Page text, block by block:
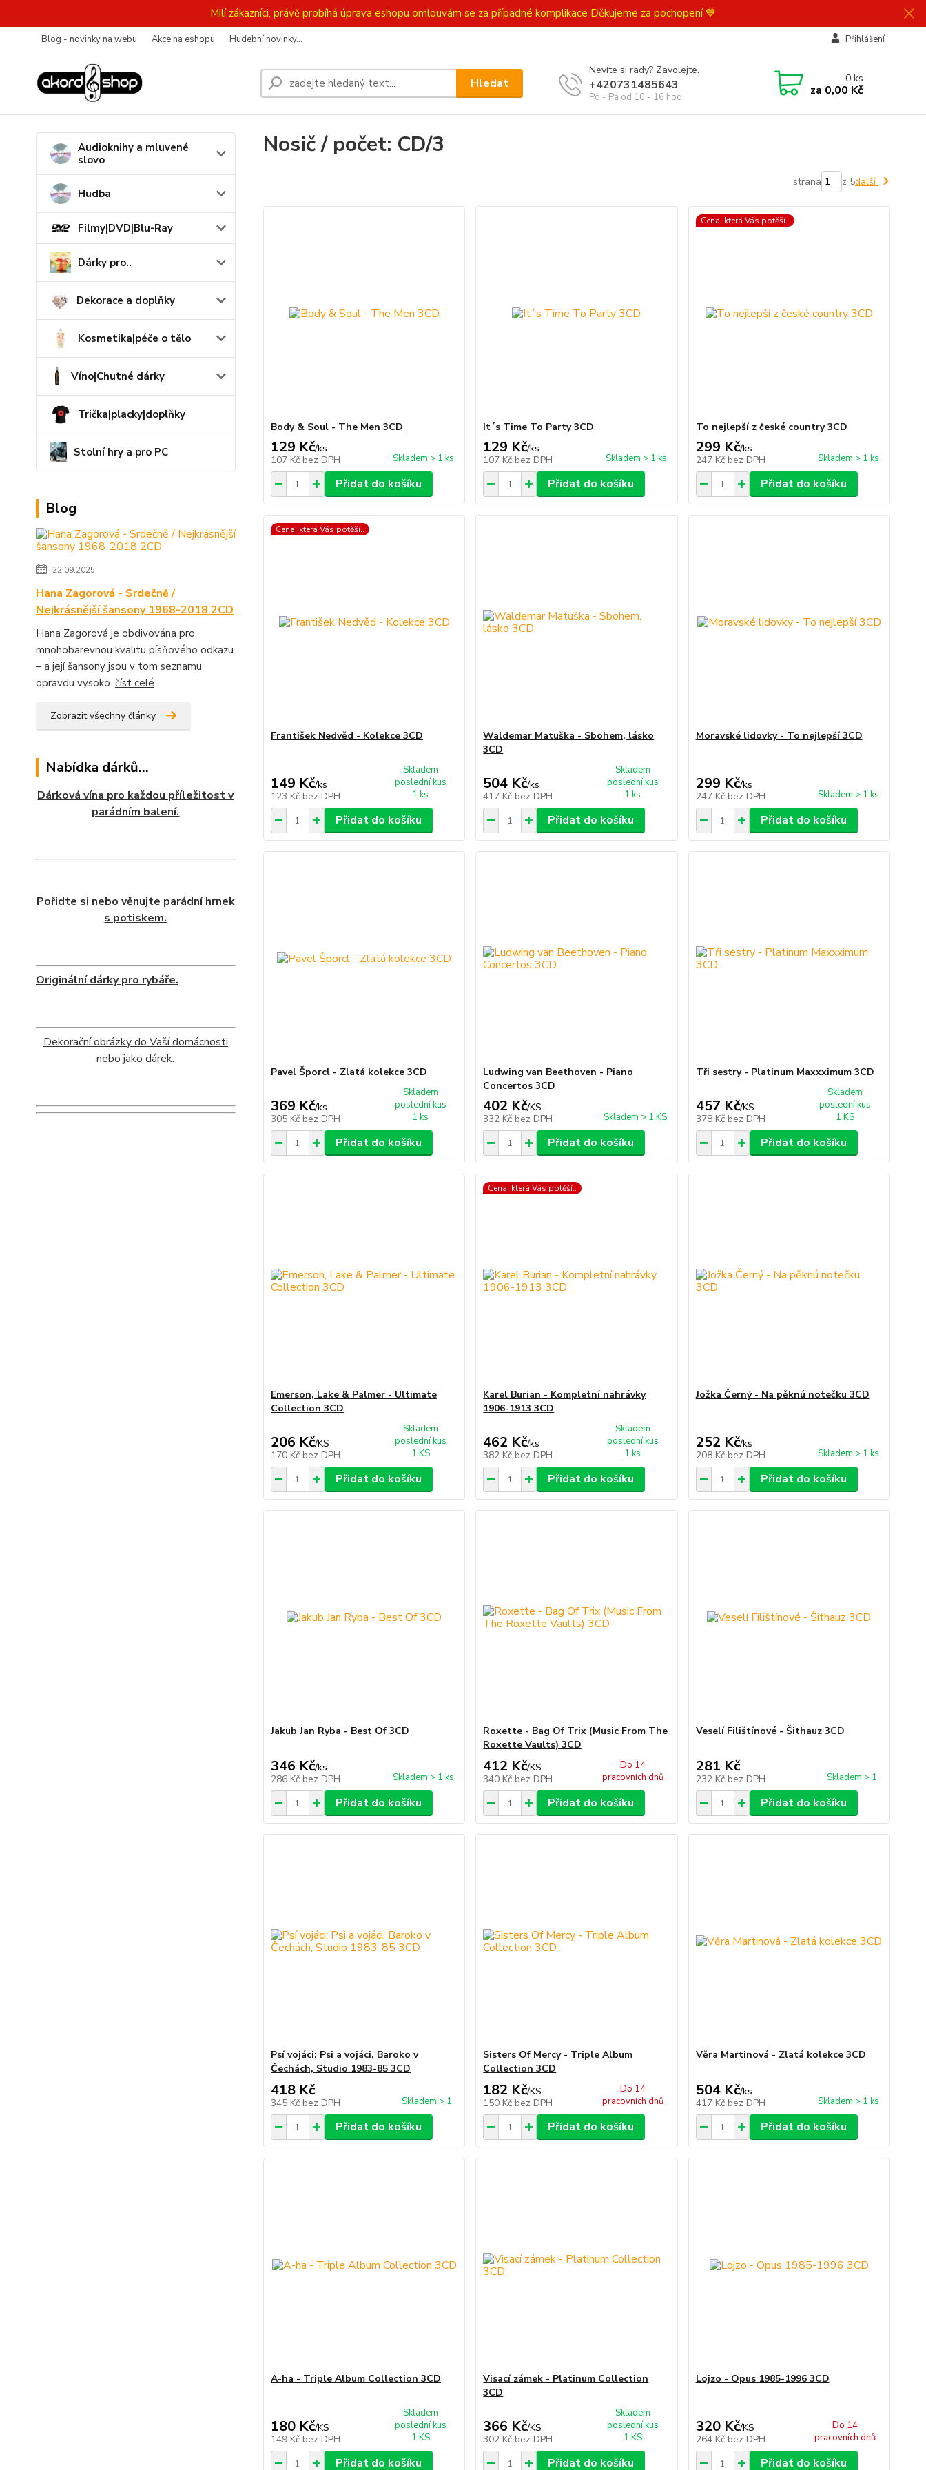
Milí zákazníci, právě probíhá úprava eshopu omlouvám se za případné komplikace Děkujeme za pochopení 💙
Blog - novinky na webu Akce na eshopu Hudební novinky... Přihlášení
Hledat
Nevíte si rady? Zavolejte.
+420731485643
Po - Pá od 10 - 16 hod.
0ks
za 0,00 Kč
Audioknihy a mluvené
slovo
Hudba
Filmy|DVD|Blu-Ray
Dárky pro..
Dekorace a doplňky
Kosmetika|péče o tělo
Víno|Chutné dárky
Trička|placky|doplňky
Stolní hry a pro PC
Blog
22.09.2025
Hana Zagorová - Srdečně /
Nejkrásnější šansony 1968-2018 2CD
Hana Zagorová je obdivována pro
mnohobarevnou kvalitu písňového odkazu
– a její šansony jsou v tom seznamu
opravdu vysoko. číst celé
Zobrazit všechny články
Nabídka dárků...
Dárková vína pro každou příležitost v
parádním balení.
Pořidte si nebo věnujte parádní hrnek
s potiskem.
Originální dárky pro rybáře.
Dekorační obrázky do Vaší domácnosti
nebo jako dárek.
Nosič / počet: CD/3
strana z 5další
Body & Soul - The Men 3CD
129 Kč/ks
107 Kč bez DPH Skladem > 1 ks
Přidat do košíku
It´s Time To Party 3CD
129 Kč/ks
107 Kč bez DPH Skladem > 1 ks
Přidat do košíku
Cena, která Vás potěší..
To nejlepší z české country 3CD
299 Kč/ks
247 Kč bez DPH Skladem > 1 ks
Přidat do košíku
Cena, která Vás potěší..
František Nedvěd - Kolekce 3CD
149 Kč/ks
123 Kč bez DPH
Skladem
poslední kus
1 ks
Přidat do košíku
Waldemar Matuška - Sbohem, lásko
3CD
504 Kč/ks
417 Kč bez DPH
Skladem
poslední kus
1 ks
Přidat do košíku
Moravské lidovky - To nejlepší 3CD
299 Kč/ks
247 Kč bez DPH Skladem > 1 ks
Přidat do košíku
Pavel Šporcl - Zlatá kolekce 3CD
369 Kč/ks
305 Kč bez DPH
Skladem
poslední kus
1 ks
Přidat do košíku
Ludwing van Beethoven - Piano
Concertos 3CD
402 Kč/KS
332 Kč bez DPH Skladem > 1 KS
Přidat do košíku
Tři sestry - Platinum Maxxximum 3CD
457 Kč/KS
378 Kč bez DPH
Skladem
poslední kus
1 KS
Přidat do košíku
Emerson, Lake & Palmer - Ultimate
Collection 3CD
206 Kč/KS
170 Kč bez DPH
Skladem
poslední kus
1 KS
Přidat do košíku
Cena, která Vás potěší..
Karel Burian - Kompletní nahrávky
1906-1913 3CD
462 Kč/ks
382 Kč bez DPH
Skladem
poslední kus
1 ks
Přidat do košíku
Jožka Černý - Na pěknú notečku 3CD
252 Kč/ks
208 Kč bez DPH Skladem > 1 ks
Přidat do košíku
Jakub Jan Ryba - Best Of 3CD
346 Kč/ks
286 Kč bez DPH Skladem > 1 ks
Přidat do košíku
Roxette - Bag Of Trix (Music From The
Roxette Vaults) 3CD
412 Kč/KS
340 Kč bez DPH
Do 14
pracovních dnů
Přidat do košíku
Veselí Filištínové - Šithauz 3CD
281 Kč
232 Kč bez DPH Skladem > 1
Přidat do košíku
Psí vojáci: Psi a vojáci, Baroko v
Čechách, Studio 1983-85 3CD
418 Kč
345 Kč bez DPH Skladem > 1
Přidat do košíku
Sisters Of Mercy - Triple Album
Collection 3CD
182 Kč/KS
150 Kč bez DPH
Do 14
pracovních dnů
Přidat do košíku
Věra Martinová - Zlatá kolekce 3CD
504 Kč/ks
417 Kč bez DPH Skladem > 1 ks
Přidat do košíku
A-ha - Triple Album Collection 3CD
180 Kč/KS
149 Kč bez DPH
Skladem
poslední kus
1 KS
Přidat do košíku
Visací zámek - Platinum Collection
3CD
366 Kč/KS
302 Kč bez DPH
Skladem
poslední kus
1 KS
Přidat do košíku
Lojzo - Opus 1985-1996 3CD
320 Kč/KS
264 Kč bez DPH
Do 14
pracovních dnů
Přidat do košíku